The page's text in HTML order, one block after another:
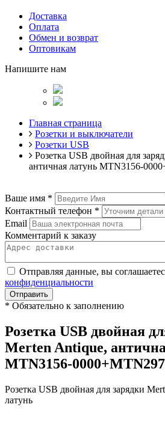
Доставка
Оплата
Обмен и возврат
Оптовикам
Напишите нам
Главная страница
Розетки и выключатели
Розетки USB
Розетка USB двойная для
античная латунь MTN3156-
Ваше имя *
Контактный телефон *
Email
Комментарий к заказу
Отправляя данные, вы
конфиденциальности
Отправить
* Обязательно к заполнению
Розетка USB двойная
Merten Antique,
MTN3156-
Розетка USB двойная для зарядки
латунь